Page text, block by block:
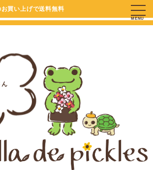
買い上げで送料無料
ん
MENU